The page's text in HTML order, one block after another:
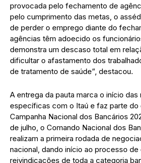
provocada pelo fechamento de
pelo cumprimento das metas, o
de perder o emprego diante do
agências têm adoecido os
demonstra um descaso total em
dificultar o afastamento dos
de tratamento de saúde”, destacou.
A entrega da pauta marca o início
específicas com o Itaú e faz parte do
Campanha Nacional dos Bancários
de julho, o Comando Nacional dos
realizam a primeira rodada de
nacional, dando início ao processo de
reivindicações de toda a categoria